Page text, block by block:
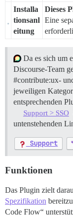
Installa
tionsanl
eitung
Dieses
Eine
Da es sich um
Discourse-Team
#contribute:ux-
jeweiligen
entsprechenden
Support > SSO
untenstehenden
Support
Funktionen
Das Plugin zielt
Spezifikation
Code Flow“